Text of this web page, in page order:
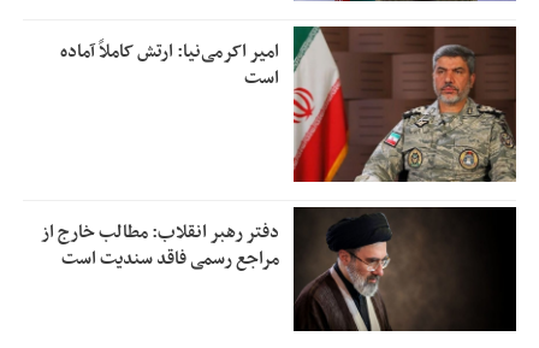
امیر اکرمی‌نیا: ارتش کاملاً آماده
است
دفتر رهبر انقلاب: مطالب خارج از
مراجع رسمی فاقد سندیت است